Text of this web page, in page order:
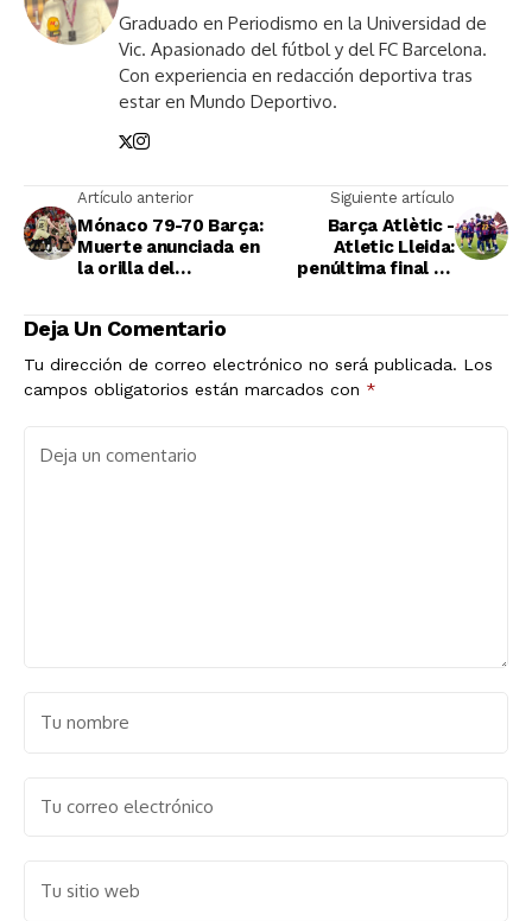
Graduado en Periodismo en la Universidad de
Vic. Apasionado del fútbol y del FC Barcelona.
Con experiencia en redacción deportiva tras
estar en Mundo Deportivo.
Artículo anterior
Mónaco 79-70 Barça:
Muerte anunciada en
la orilla del
Siguiente artículo
Barça Atlètic -
Atletic Lleida:
penúltima final de
Deja Un Comentario
Tu dirección de correo electrónico no será publicada. Los
campos obligatorios están marcados con *